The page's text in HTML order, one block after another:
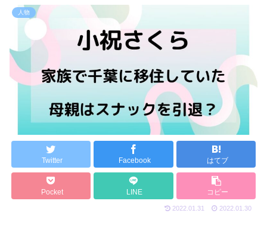
人物
Twitter Facebook はてブ
Pocket LINE コピー
2022.01.31 2022.01.30